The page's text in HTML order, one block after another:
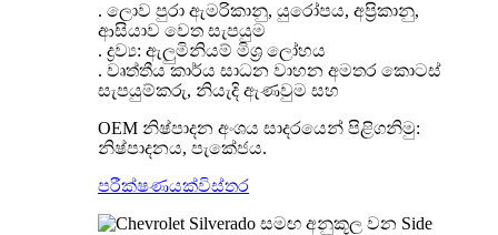
. ලොව පුරා ඇමරිකානු, යුරෝපය, අප්‍රිකානු,
ආසියාව වෙත සැපයුම
. ද්‍රව්‍ය: ඇලුමිනියම් මිශ්‍ර ලෝහය
. වෘත්තීය කාර්ය සාධන වාහන අමතර කොටස්
සැපයුම්කරු, නියැදි ඇණවුම සහ
OEM නිෂ්පාදන අංශය සාදරයෙන් පිළිගනිමු:
නිෂ්පාදනය, පැකේජය.
පරීක්ෂණයක්විස්තර